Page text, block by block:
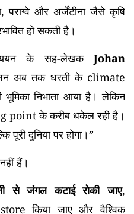
पराग्वे और अर्जेंटीना जैसे कृषि
हो सकती है।
के सह-लेखक Johan
अब तक धरती के climate
निभाता आया है। लेकिन
point के करीब धकेल रही है।
पूरी दुनिया पर होगा।”
हैं।
से जंगल कटाई रोकी जाए,
किया जाए और वैश्विक